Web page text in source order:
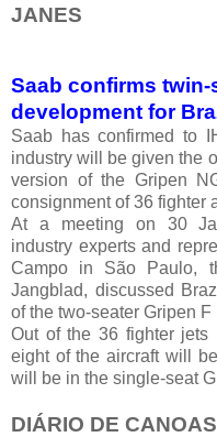
JANES
Saab confirms twin-
development for
Saab has confirmed to
industry will be given the
version of the Gripen
consignment of 36 fighter
At a meeting on 30
industry experts and
Campo in São Paulo,
Jangblad, discussed
of the two-seater Gripen F
Out of the 36 fighter jets
eight of the aircraft will
will be in the single-seat
DIÁRIO DE CANOAS